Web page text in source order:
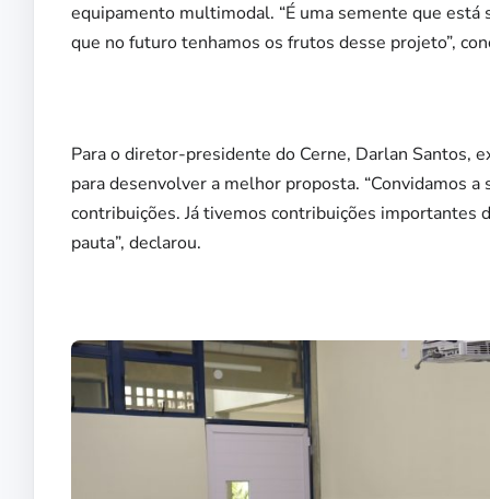
equipamento multimodal. “É uma semente que
que no futuro tenhamos os frutos desse projeto”,
Para o diretor-presidente do Cerne, Darlan Santos,
para desenvolver a melhor proposta. “Convidamos
contribuições. Já tivemos contribuições importantes
pauta”, declarou.